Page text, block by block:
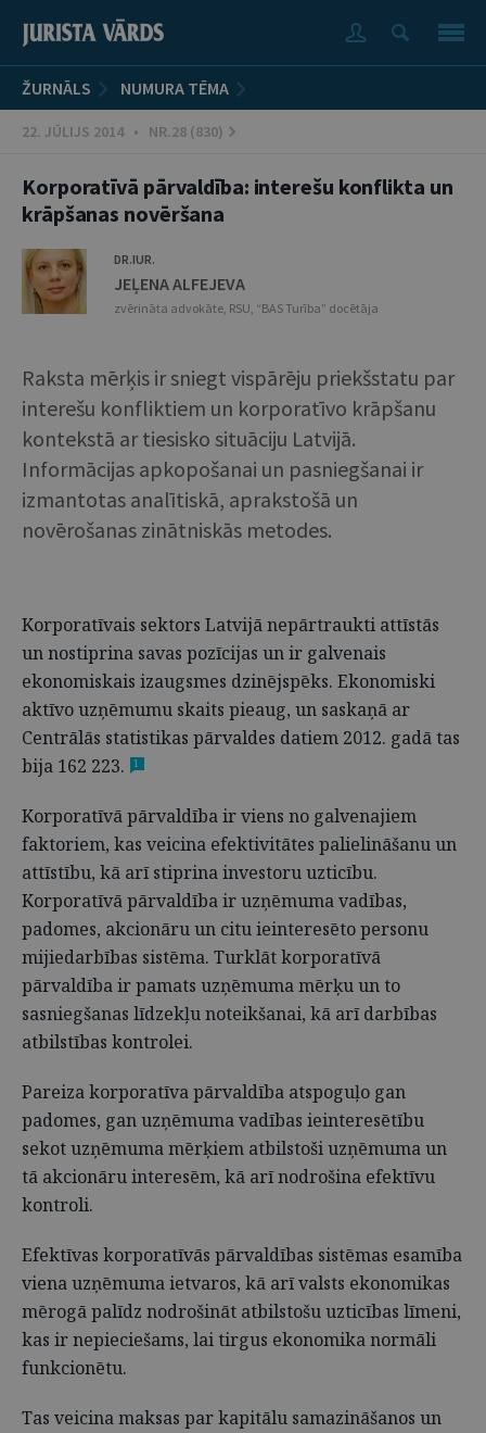
ŽURNĀLS NUMURA TĒMA
22. JŪLIJS 2014 • NR.28 (830)
Korporatīvā pārvaldība: interešu konflikta un
krāpšanas novēršana
DR.IUR.
JEĻENA ALFEJEVA
zvērināta advokāte, RSU, “BAS Turība” docētāja
Raksta mērķis ir sniegt vispārēju priekšstatu par
interešu konfliktiem un korporatīvo krāpšanu
kontekstā ar tiesisko situāciju Latvijā.
Informācijas apkopošanai un pasniegšanai ir
izmantotas analītiskā, aprakstošā un
novērošanas zinātniskās metodes.
Korporatīvais sektors Latvijā nepārtraukti attīstās
un nostiprina savas pozīcijas un ir galvenais
ekonomiskais izaugsmes dzinējspēks. Ekonomiski
aktīvo uzņēmumu skaits pieaug, un saskaņā ar
Centrālās statistikas pārvaldes datiem 2012. gadā tas
bija 162 223.
1
Korporatīvā pārvaldība ir viens no galvenajiem
faktoriem, kas veicina efektivitātes palielināšanu un
attīstību, kā arī stiprina investoru uzticību.
Korporatīvā pārvaldība ir uzņēmuma vadības,
padomes, akcionāru un citu ieinteresēto personu
mijiedarbības sistēma. Turklāt korporatīvā
pārvaldība ir pamats uzņēmuma mērķu un to
sasniegšanas līdzekļu noteikšanai, kā arī darbības
atbilstības kontrolei.
Pareiza korporatīva pārvaldība atspoguļo gan
padomes, gan uzņēmuma vadības ieinteresētību
sekot uzņēmuma mērķiem atbilstoši uzņēmuma un
tā akcionāru interesēm, kā arī nodrošina efektīvu
kontroli.
Efektīvas korporatīvās pārvaldības sistēmas esamība
viena uzņēmuma ietvaros, kā arī valsts ekonomikas
mērogā palīdz nodrošināt atbilstošu uzticības līmeni,
kas ir nepieciešams, lai tirgus ekonomika normāli
funkcionētu.
Tas veicina maksas par kapitālu samazināšanos un